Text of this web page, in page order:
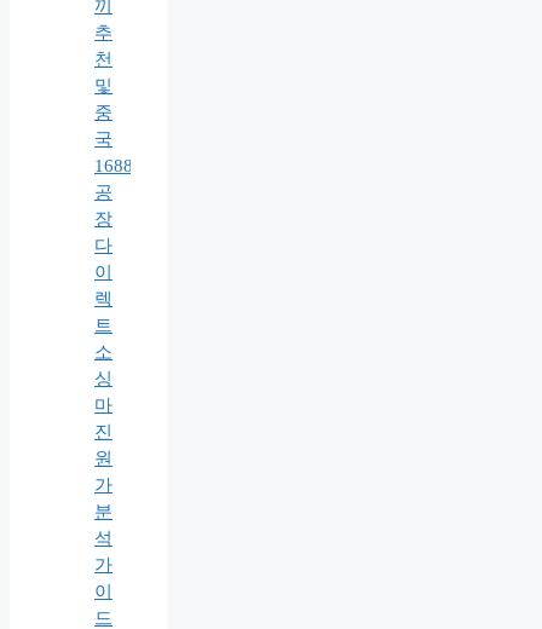
끼
추
천
및
중
국
1688
공
장
다
이
렉
트
소
싱
마
진
원
가
분
석
가
이
드